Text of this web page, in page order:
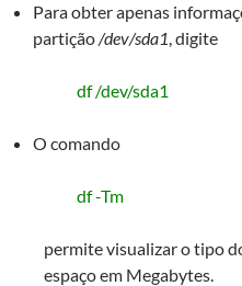
Para obter apenas
partição/dev/sda1, digite
df /dev/sda1
O comando
df -Tm
permite visualizar o tipo
espaço em Megabytes.